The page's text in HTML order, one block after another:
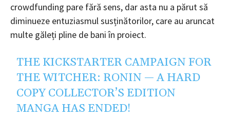
crowdfunding pare fără sens, dar asta nu a părut să
diminueze entuziasmul susținătorilor, care au aruncat
multe găleți pline de bani în proiect.
THE KICKSTARTER CAMPAIGN FOR
THE WITCHER: RONIN — A HARD
COPY COLLECTOR’S EDITION
MANGA HAS ENDED!